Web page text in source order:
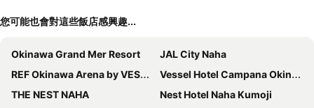
您可能也會對這些飯店感興趣...
Okinawa Grand Mer Resort
JAL City Naha
REF Okinawa Arena by VESSEL HOTELS
Vessel Hotel Campana Okinawa
THE NEST NAHA
Nest Hotel Naha Kumoji